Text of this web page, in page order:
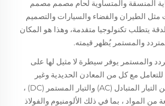
المنسقة والمتساوية لحام مصمم مصمم
الطيران والفضاء والسيارات والتصميم
يتطلب تكنولوجيا متقدمة، وهذا هو المكان
يُظهر قيمته.
يوفر سيطرة لا مثيل لها على
مع كل من المعادن الحديدية وغير
الحديدية. من خلال التبديل بين التيار المتبادل (AC) والتيار المستمر (DC) ،
المواد ، بما في ذلك الألومنيوم والفولاذ